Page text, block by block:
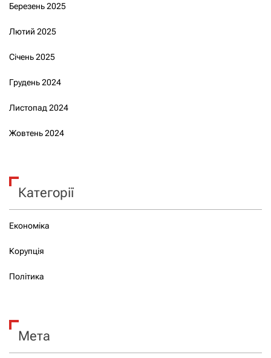
Березень 2025
Лютий 2025
Січень 2025
Грудень 2024
Листопад 2024
Жовтень 2024
Категорії
Економіка
Корупція
Політика
Мета